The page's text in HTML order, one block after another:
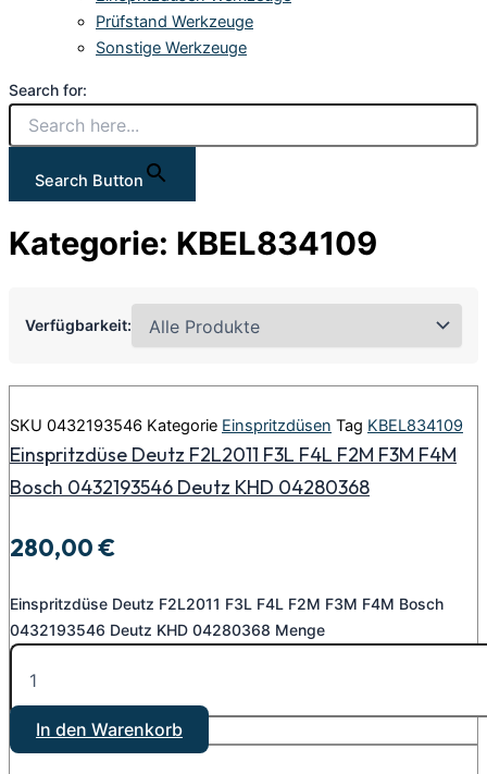
Prüfstand Werkzeuge
Sonstige Werkzeuge
Search for:
Search Button
Kategorie: KBEL834109
Verfügbarkeit:
SKU 0432193546 Kategorie Einspritzdüsen Tag KBEL834109
Einspritzdüse Deutz F2L2011 F3L F4L F2M F3M F4M
Bosch 0432193546 Deutz KHD 04280368
280,00€
Einspritzdüse Deutz F2L2011 F3L F4L F2M F3M F4M Bosch
0432193546 Deutz KHD 04280368 Menge
In den Warenkorb